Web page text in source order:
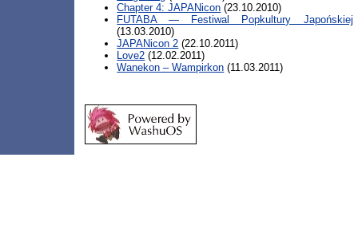
Chapter 4: JAPANicon (23.10.2010)
FUTABA — Festiwal Popkultury Japońskiej
(13.03.2010)
JAPANicon 2 (22.10.2011)
Love2 (12.02.2011)
Wanekon – Wampirkon (11.03.2011)